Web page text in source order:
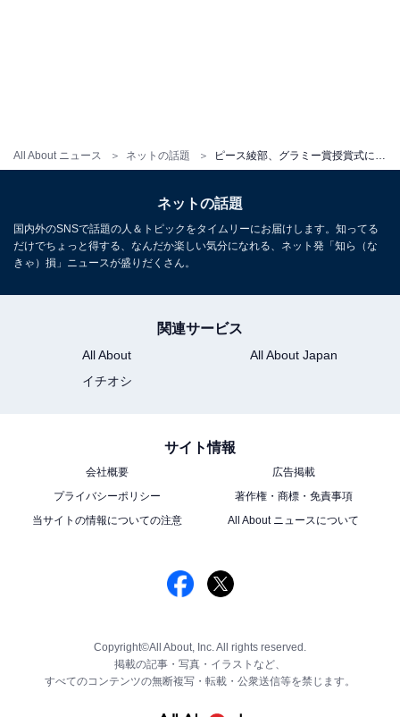
All About ニュース ネットの話題
ネットの話題
国内外のSNSで話題の人＆トピックをタイムリーにお届けします。知ってる
だけでちょっと得する、なんだか楽しい気分になれる、ネット発「知ら（な
きゃ）損」ニュースが盛りだくさん。
関連サービス
All About
All About Japan
イチオシ
サイト情報
会社概要
広告掲載
プライバシーポリシー
著作権・商標・免責事項
当サイトの情報についての注意
All About ニュースについて
Copyright©All About, Inc. All rights reserved.
掲載の記事・写真・イラストなど、
すべてのコンテンツの無断複写・転載・公衆送信等を禁じます。